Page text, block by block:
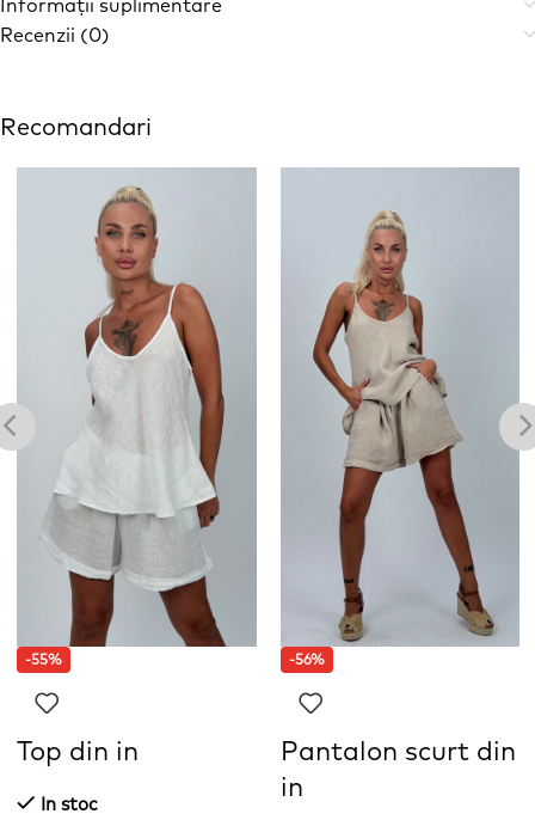
Informații suplimentare
Recenzii (0)
Recomandari
-55%
Top din in
In stoc
-56%
Pantalon scurt din
in